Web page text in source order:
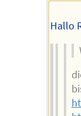
Hallo